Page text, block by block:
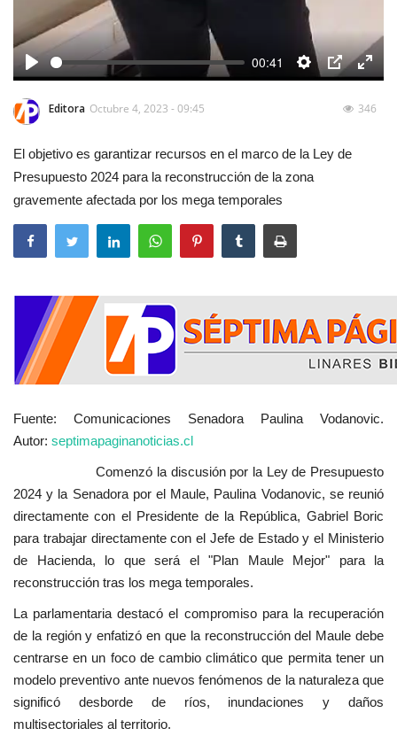
Play
00:41
Settings
PIP
Enter
Editora Octubre 4, 2023 - 09:45 346
El objetivo es garantizar recursos en el marco de la Ley de
Presupuesto 2024 para la reconstrucción de la zona
gravemente afectada por los mega temporales
Fuente: Comunicaciones Senadora Paulina Vodanovic.
Autor: septimapaginanoticias.cl
Comenzó la discusión por la Ley de Presupuesto
2024 y la Senadora por el Maule, Paulina Vodanovic, se reunió
directamente con el Presidente de la República, Gabriel Boric
para trabajar directamente con el Jefe de Estado y el Ministerio
de Hacienda, lo que será el "Plan Maule Mejor" para la
reconstrucción tras los mega temporales.
La parlamentaria destacó el compromiso para la recuperación
de la región y enfatizó en que la reconstrucción del Maule debe
centrarse en un foco de cambio climático que permita tener un
modelo preventivo ante nuevos fenómenos de la naturaleza que
significó desborde de ríos, inundaciones y daños
multisectoriales al territorio.